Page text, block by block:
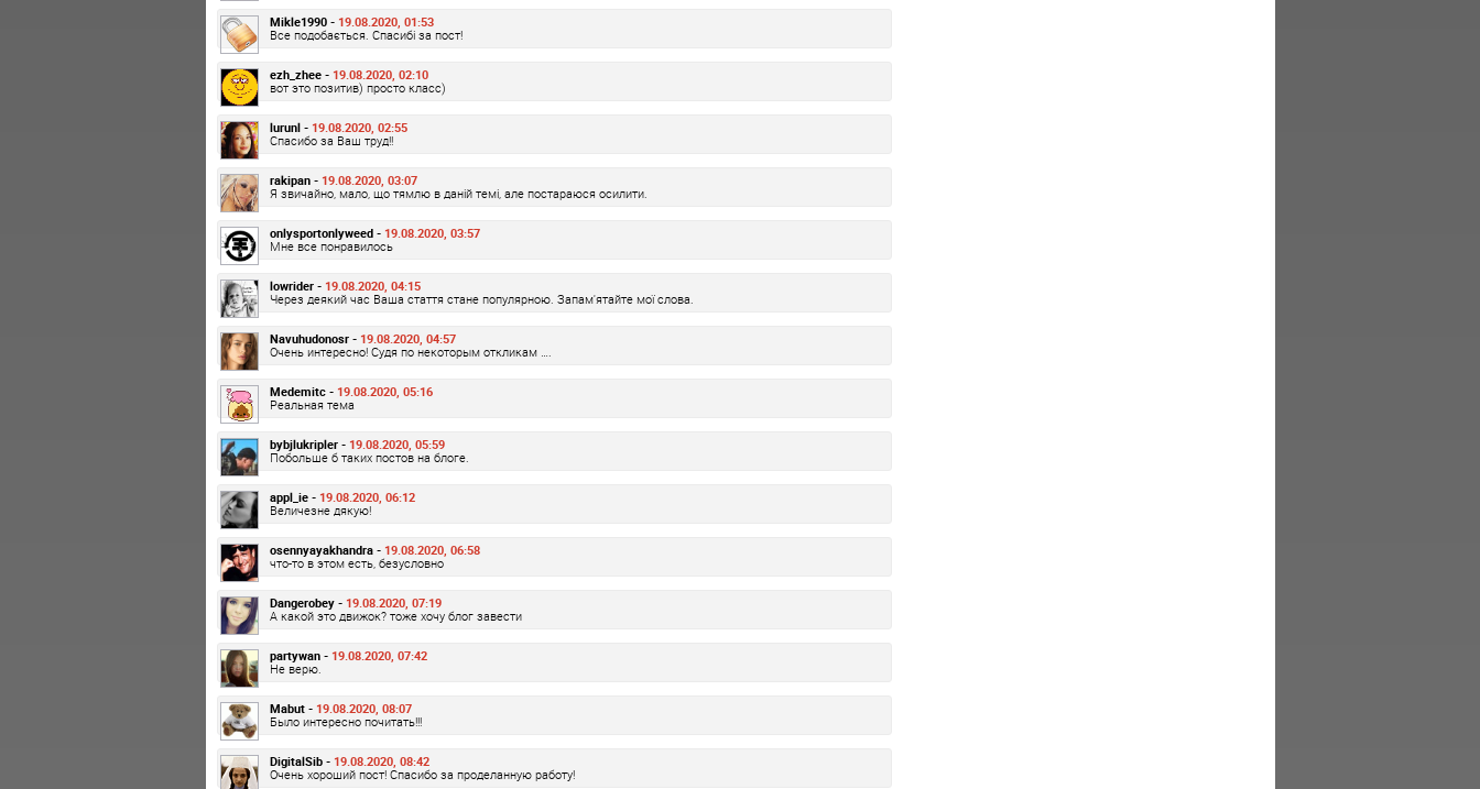
Mikle1990 - 19.08.2020, 01:53
Все подобається. Спасибі за пост!
ezh_zhee - 19.08.2020, 02:10
вот это позитив) просто класс)
lurunl - 19.08.2020, 02:55
Спасибо за Ваш труд!!
rakipan - 19.08.2020, 03:07
Я звичайно, мало, що тямлю в даній темі, але постараюся осилити.
onlysportonlyweed - 19.08.2020, 03:57
Мне все понравилось
lowrider - 19.08.2020, 04:15
Через деякий час Ваша стаття стане популярною. Запам'ятайте мої слова.
Navuhudonosr - 19.08.2020, 04:57
Очень интересно! Судя по некоторым откликам ….
Medemitc - 19.08.2020, 05:16
Реальная тема
bybjlukripler - 19.08.2020, 05:59
Побольше б таких постов на блоге.
appl_ie - 19.08.2020, 06:12
Величезне дякую!
osennyayakhandra - 19.08.2020, 06:58
что-то в этом есть, безусловно
Dangerobey - 19.08.2020, 07:19
А какой это движок? тоже хочу блог завести
partywan - 19.08.2020, 07:42
Не верю.
Mabut - 19.08.2020, 08:07
Было интересно почитать!!!
DigitalSib - 19.08.2020, 08:42
Очень хороший пост! Спасибо за проделанную работу!